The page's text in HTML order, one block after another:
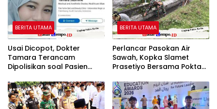
BERITA UTAMA
Usai Dicopot, Dokter
Tamara Terancam
Dipolisikan soal Pasien
BERITA UTAMA
Perlancar Pasokan Air
Sawah, Kopka Slamet
Prasetiyo Bersama Poktan
Parit Irigasi